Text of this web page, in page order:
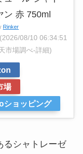
ン 赤 750ml
Rinker
(2026/08/10 06:34:51
市場調べ-詳細)
場
ショッピング
るシャトレーゼ